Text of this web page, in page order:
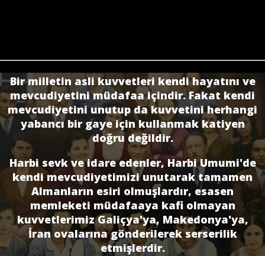
Bir milletin asli kuvvetleri kendi hayatını ve
mevcudiyetini müdafaa içindir. Fakat kendi
mevcudiyetini unutup da kuvvetini herhangi
yabancı bir gaye için kullanmak katiyen
doğru değildir.
Harbi sevk ve idare edenler, Harbi Umumi'de
kendi mevcudiyetimizi unutarak tamamen
Almanların esiri olmuşlardır, esasen
memleketi müdafaaya kafi olmayan
kuvvetlerimiz Galiçya'ya, Makedonya'ya,
İran ovalarına gönderilerek serserilik
etmişlerdir.